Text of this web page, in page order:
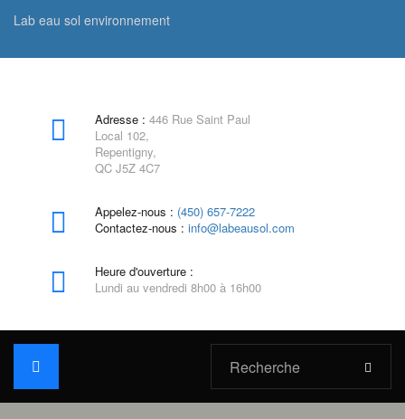
Lab eau sol environnement
Adresse : 446 Rue Saint Paul
Local 102,
Repentigny,
QC J5Z 4C7
Appelez-nous : (450) 657-7222
Contactez-nous : info@labeausol.com
Heure d'ouverture :
Lundi au vendredi 8h00 à 16h00